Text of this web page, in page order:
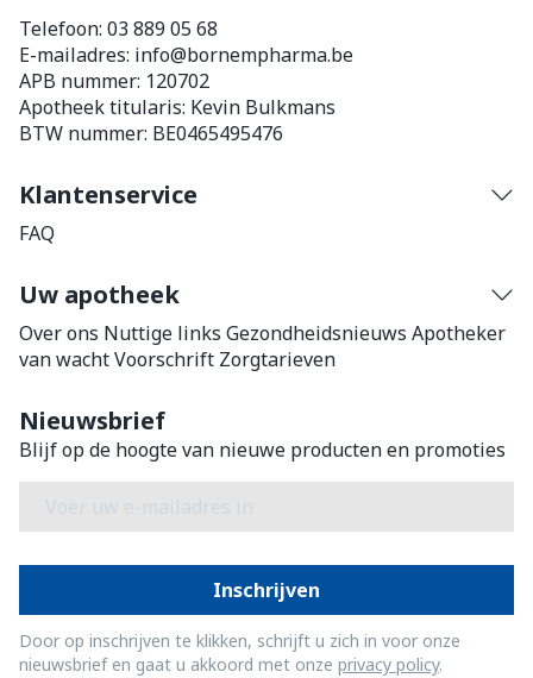
Telefoon: 03 889 05 68
E-mailadres: info@bornempharma.be
APB nummer: 120702
Apotheek titularis: Kevin Bulkmans
BTW nummer: BE0465495476
Klantenservice
FAQ
Uw apotheek
Over ons Nuttige links Gezondheidsnieuws Apotheker
van wachtVoorschrift Zorgtarieven
Nieuwsbrief
Blijf op de hoogte van nieuwe producten en promoties
Inschrijven
Door op inschrijven te klikken, schrijft u zich in voor onze
nieuwsbrief en gaat u akkoord met onze privacy policy.